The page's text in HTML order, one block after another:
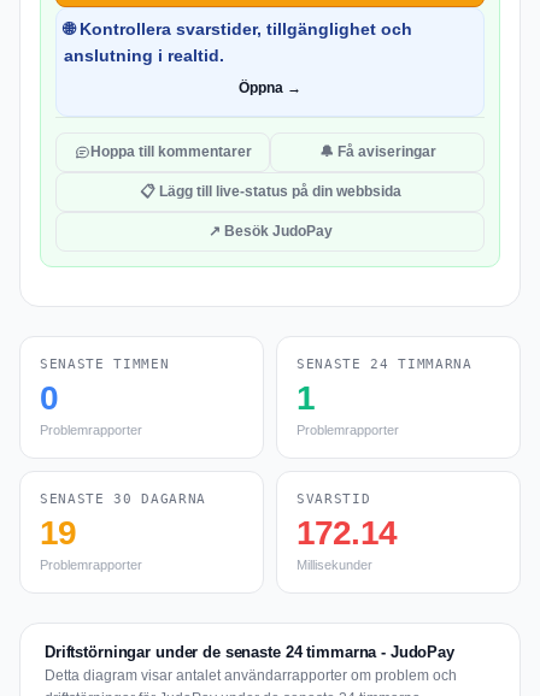
🌐 Kontrollera svarstider, tillgänglighet och
anslutning i realtid.
Öppna →
Hoppa till kommentarer 🔔 Få aviseringar
📋 Lägg till live-status på din webbsida
↗ Besök JudoPay
SENASTE TIMMEN
0
Problemrapporter
SENASTE 24 TIMMARNA
1
Problemrapporter
SENASTE 30 DAGARNA
19
Problemrapporter
SVARSTID
172.14
Millisekunder
Driftstörningar under de senaste 24 timmarna - JudoPay
Detta diagram visar antalet användarrapporter om problem och